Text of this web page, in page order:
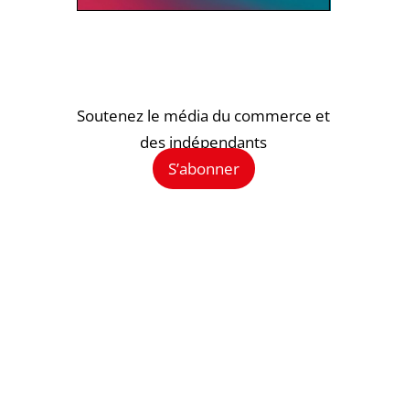
Soutenez le média du commerce et
des indépendants
S’abonner